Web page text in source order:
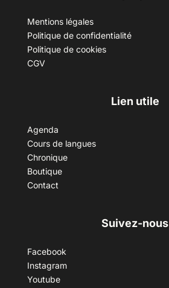
Mentions légales
Politique de confidentialité
Politique de cookies
CGV
Lien utile
Agenda
Cours de langues
Chronique
Boutique
Contact
Suivez-nous
Facebook
Instagram
Youtube